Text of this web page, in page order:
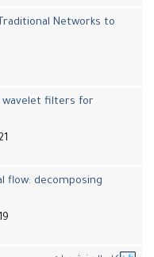
Traditional Networks to
wavelet filters for
2021
flow: decomposing
2019